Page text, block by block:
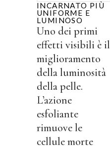
INCARNATO PIÙ
UNIFORME E
LUMINOSO
Uno dei primi
effetti visibili è il
miglioramento
della luminosità
della pelle.
L’azione
esfoliante
rimuove le
cellule morte